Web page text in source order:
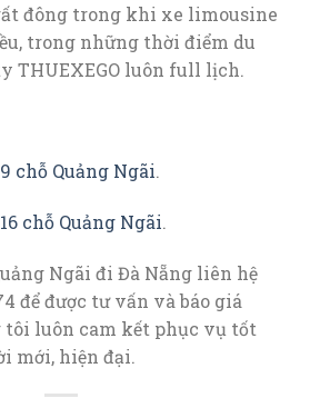
đông trong khi xe limousine
trong những thời điểm du
THUEXEGO luôn full lịch.
chỗ Quảng Ngãi.
chỗ Quảng Ngãi.
Ngãi đi Đà Nẵng liên hệ
để được tư vấn và báo giá
tôi luôn cam kết phục vụ tốt
mới, hiện đại.